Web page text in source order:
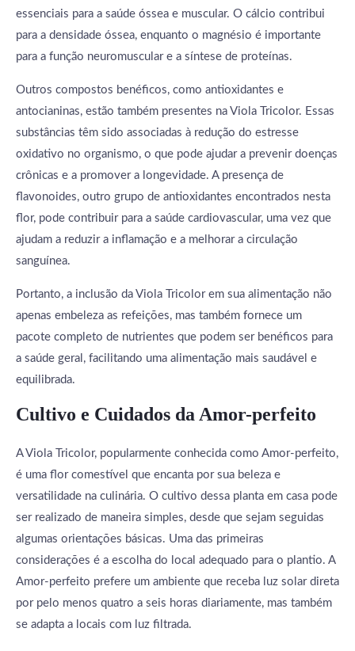
essenciais para a saúde óssea e muscular. O cálcio contribui
para a densidade óssea, enquanto o magnésio é importante
para a função neuromuscular e a síntese de proteínas.
Outros compostos benéficos, como antioxidantes e
antocianinas, estão também presentes na Viola Tricolor. Essas
substâncias têm sido associadas à redução do estresse
oxidativo no organismo, o que pode ajudar a prevenir doenças
crônicas e a promover a longevidade. A presença de
flavonoides, outro grupo de antioxidantes encontrados nesta
flor, pode contribuir para a saúde cardiovascular, uma vez que
ajudam a reduzir a inflamação e a melhorar a circulação
sanguínea.
Portanto, a inclusão da Viola Tricolor em sua alimentação não
apenas embeleza as refeições, mas também fornece um
pacote completo de nutrientes que podem ser benéficos para
a saúde geral, facilitando uma alimentação mais saudável e
equilibrada.
Cultivo e Cuidados da Amor-perfeito
A Viola Tricolor, popularmente conhecida como Amor-perfeito,
é uma flor comestível que encanta por sua beleza e
versatilidade na culinária. O cultivo dessa planta em casa pode
ser realizado de maneira simples, desde que sejam seguidas
algumas orientações básicas. Uma das primeiras
considerações é a escolha do local adequado para o plantio. A
Amor-perfeito prefere um ambiente que receba luz solar direta
por pelo menos quatro a seis horas diariamente, mas também
se adapta a locais com luz filtrada.